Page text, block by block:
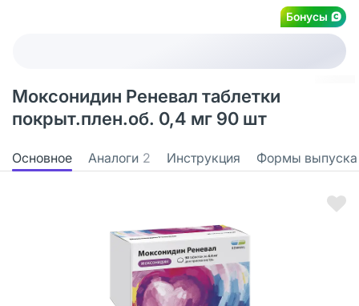
Бонусы
Моксонидин Реневал таблетки
покрыт.плен.об. 0,4 мг 90 шт
Основное Аналоги 2 Инструкция Формы выпуска